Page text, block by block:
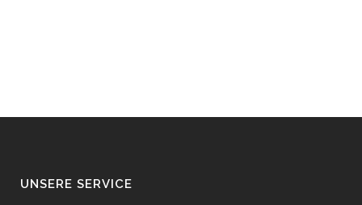
UNSERE SERVICE